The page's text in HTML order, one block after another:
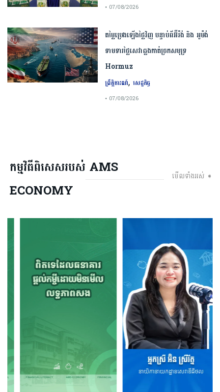
• 07/08/2026
តម្លៃប្រេងឡើងថ្លៃវិញ បន្ទាប់ពីអ៊ីរ៉ង់ និង អូម៉ង់
ទាមទារថ្លៃសេវាឆ្លងកាត់ច្រកសមុទ្រ
Hormuz
ព្រឹត្តិការណ៍, សេដ្ឋកិច្ច
• 07/08/2026
កម្មវិធីពិសេសរបស់ AMS
ECONOMY
មើលទាំងអស់ ➧